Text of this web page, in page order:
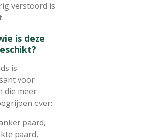
verstoord is
is deze
is
voor
die meer
over:
paard,
paard,